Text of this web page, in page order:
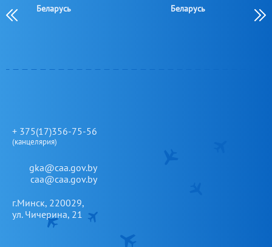
Беларусь
Беларусь
+ 375(17)356-75-56
(канцелярия)
gka@caa.gov.by
caa@caa.gov.by
г.Минск, 220029,
ул. Чичерина, 21